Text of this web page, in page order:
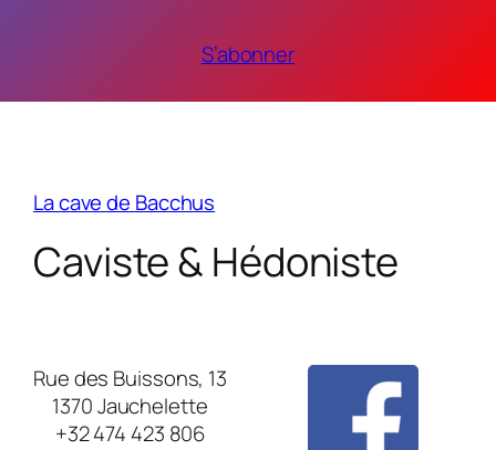
S’abonner
La cave de Bacchus
Caviste & Hédoniste
Rue des Buissons, 13
1370 Jauchelette
+32 474 423 806